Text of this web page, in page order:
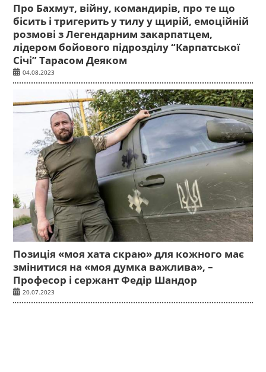
Про Бахмут, війну, командирів, про те що
бісить і тригерить у тилу у щирій, емоційній
розмові з Легендарним закарпатцем,
лідером бойового підрозділу “Карпатської
Січі” Тарасом Деяком
04.08.2023
Позиція «моя хата скраю» для кожного має
змінитися на «моя думка важлива», –
Професор і сержант Федір Шандор
20.07.2023